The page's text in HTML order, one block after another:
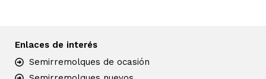
Enlaces de interés
Semirremolques de ocasión